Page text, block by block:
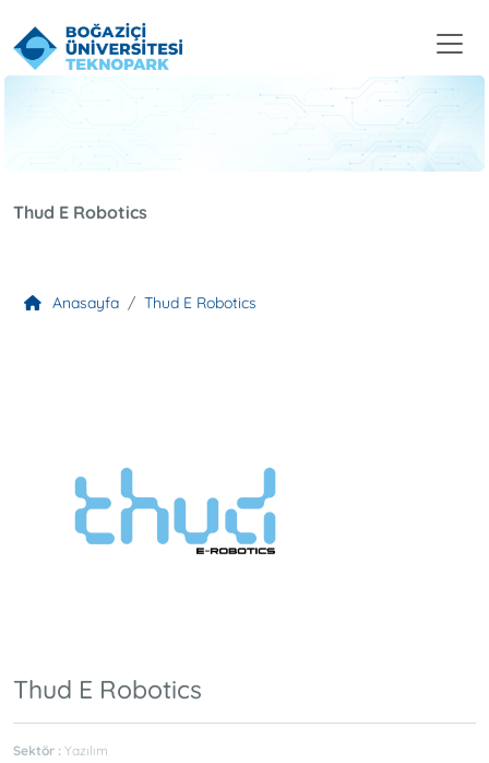
Thud E Robotics
Anasayfa Thud E Robotics
Thud E Robotics
Sektör : Yazılım